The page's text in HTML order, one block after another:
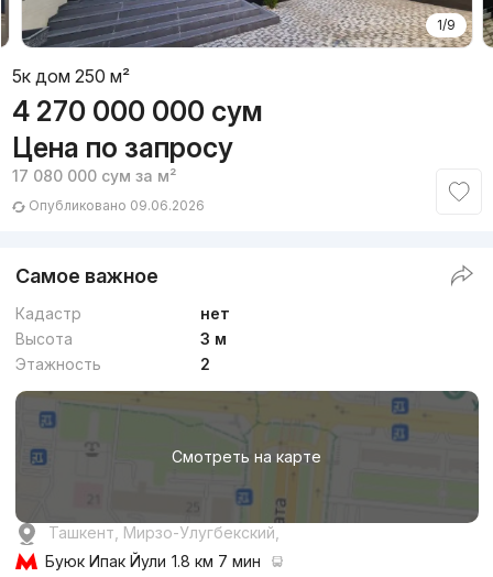
1/9
5к дом 250 м²
4 270 000 000 сум
Цена по запросу
17 080 000 сум за м²
Опубликовано 09.06.2026
Самое важное
Кадастр
нет
Высота
3 м
Этажность
2
Смотреть на карте
Ташкент, Мирзо-Улугбекский,
Буюк Ипак Йули 1.8 км 7 мин